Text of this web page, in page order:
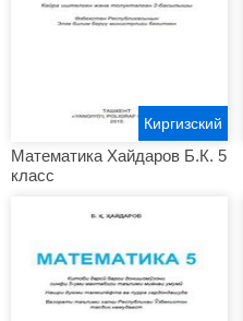
Математика Хайдаров Б.К. 5
класс
Киргизский